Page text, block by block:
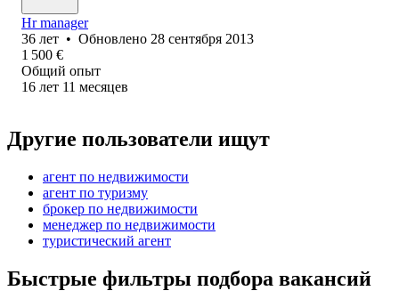
Hr manager
36 лет • Обновлено 28 сентября 2013
1 500 €
Общий опыт
16 лет 11 месяцев
Другие пользователи ищут
агент по недвижимости
агент по туризму
брокер по недвижимости
менеджер по недвижимости
туристический агент
Быстрые фильтры подбора вакансий